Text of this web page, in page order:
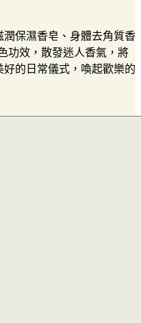
保濕香皂、身體去角質香
功效，散發迷人香氣，將
的日常儀式，喚起歡樂的